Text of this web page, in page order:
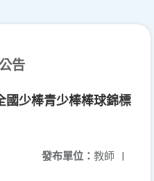
告
國少棒青少棒棒球錦標
發布單位： 教師 |